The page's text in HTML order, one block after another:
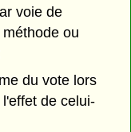
voie de
ou
du vote lors
de celui-